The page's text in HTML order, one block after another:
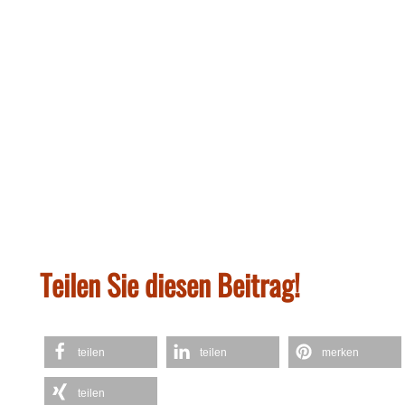
Teilen Sie diesen Beitrag!
teilen teilen merken
teilen